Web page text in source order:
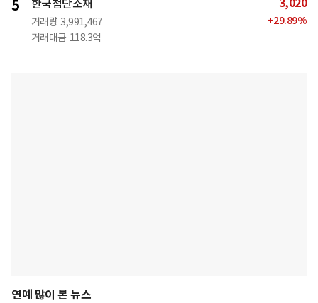
5 한국첨단소재
거래량 3,991,467
거래대금 118.3억
3,020
+29.89%
연예 많이 본 뉴스